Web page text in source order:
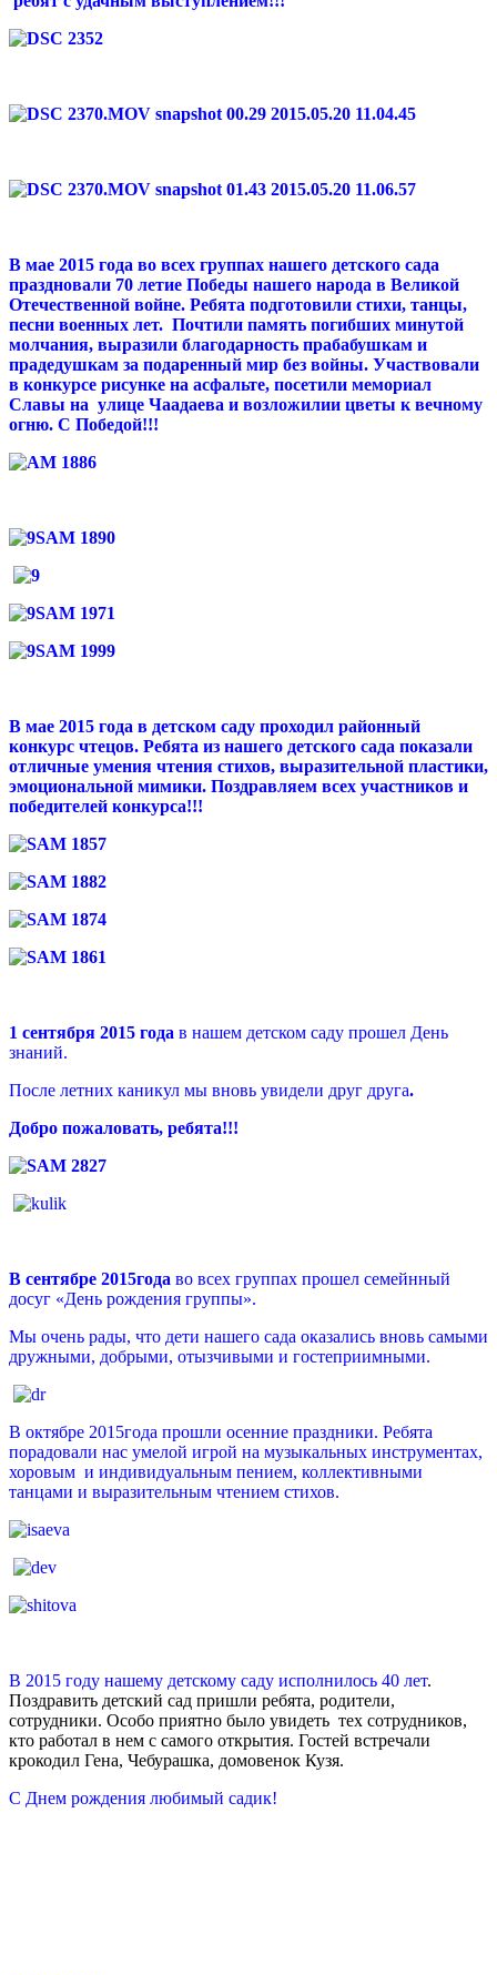
В мае 2015 года во всех группах нашего детского сада
праздновали 70 летие Победы нашего народа в Великой
Отечественной войне. Ребята подготовили стихи, танцы,
песни военных лет. Почтили память погибших минутой
молчания, выразили благодарность прабабушкам и
прадедушкам за подаренный мир без войны. Участвовали
в конкурсе рисунке на асфальте, посетили мемориал
Славы на улице Чаадаева и возложилии цветы к вечному
огню. С Победой!!!
В мае 2015 года в детском саду проходил районный
конкурс чтецов. Ребята из нашего детского сада показали
отличные умения чтения стихов, выразительной пластики,
эмоциональной мимики. Поздравляем всех участников и
победителей конкурса!!!
1 сентября 2015 года в нашем детском саду прошел День
знаний.
После летних каникул мы вновь увидели друг друга.
Добро пожаловать, ребята!!!
В сентябре 2015года во всех группах прошел семейнный
досуг «День рождения группы».
Мы очень рады, что дети нашего сада оказались вновь самыми
дружными, добрыми, отызчивыми и гостеприимными.
В октябре 2015года прошли осенние праздники. Ребята
порадовали нас умелой игрой на музыкальных инструментах,
хоровым и индивидуальным пением, коллективными
танцами и выразительным чтением стихов.
В 2015 году нашему детскому саду исполнилось 40 лет.
Поздравить детский сад пришли ребята, родители,
сотрудники. Особо приятно было увидеть тех сотрудников,
кто работал в нем с самого открытия. Гостей встречали
крокодил Гена, Чебурашка, домовенок Кузя.
С Днем рождения любимый садик!